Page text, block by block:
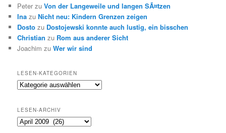
Peter zuVon der Langeweile und langen SÃ¤tzen
Ina zuNicht neu: Kindern Grenzen zeigen
Dosto zu Dostojewski konnte auch lustig, ein bisschen
Christian zu Rom aus anderer Sicht
Joachim zuWer wir sind
LESEN-KATEGORIEN
Lesen-
LESEN-ARCHIV
Lesen-